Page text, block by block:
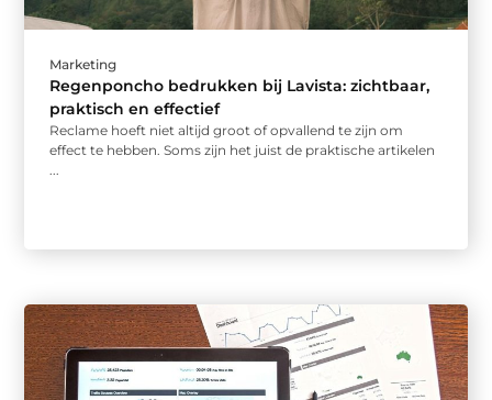
Marketing
Regenponcho bedrukken bij Lavista: zichtbaar,
praktisch en effectief
Reclame hoeft niet altijd groot of opvallend te zijn om
effect te hebben. Soms zijn het juist de praktische artikelen
...